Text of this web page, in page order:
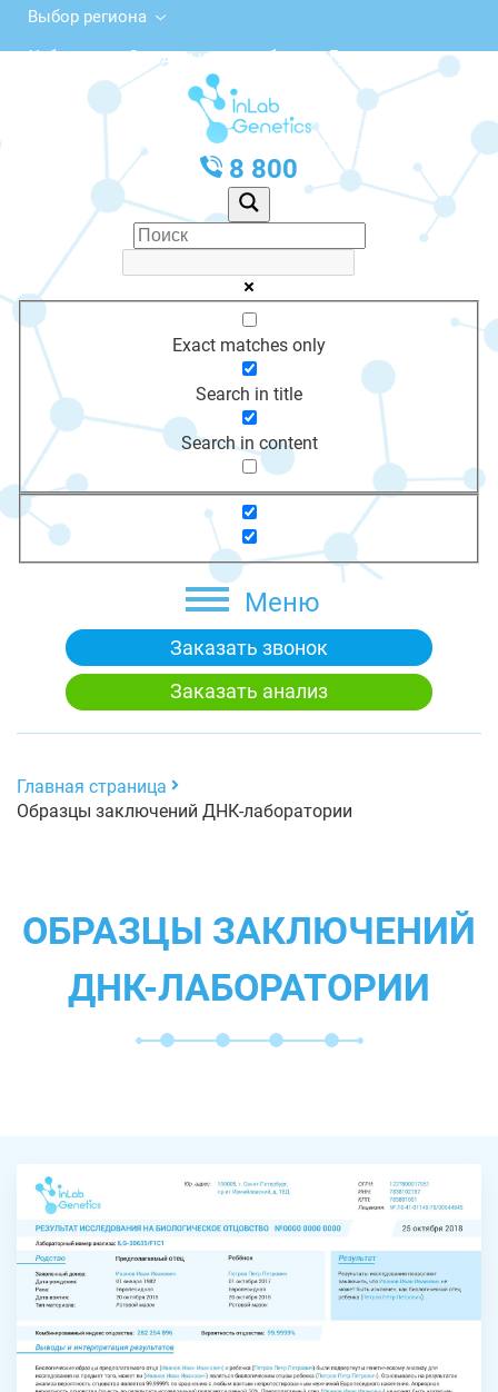
Выбор региона
Узбекистан, Сырдарьинская область, Гулистан,
2-й микрорайон
с 10:00 до 20:00
График работы: Пн-Пт с 10:00 до 20:00
8 800
Exact matches only
Search in title
Search in content
Меню
Заказать звонок
Заказать анализ
Главная страница
Образцы заключений ДНК-лаборатории
ОБРАЗЦЫ ЗАКЛЮЧЕНИЙ
ДНК-ЛАБОРАТОРИИ